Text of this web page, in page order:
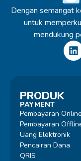
Dengan semangat
untuk
mendukung
PRODUK
PAYMENT
Pembayaran Online
Pembayaran
Uang Elektronik
Pencairan Dana
QRIS